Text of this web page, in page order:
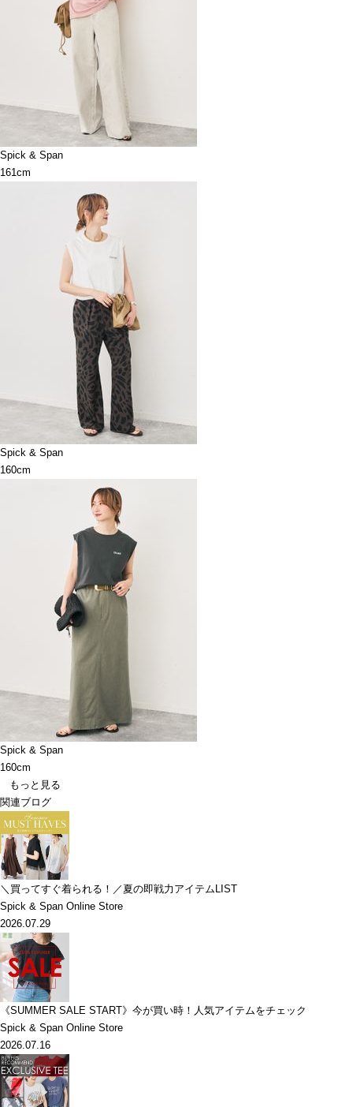
Spick & Span
161cm
Spick & Span
160cm
Spick & Span
160cm
もっと見る
関連ブログ
＼買ってすぐ着られる！／夏の即戦力アイテムLIST
Spick & Span Online Store
2026.07.29
《SUMMER SALE START》今が買い時！人気アイテムをチェック
Spick & Span Online Store
2026.07.16